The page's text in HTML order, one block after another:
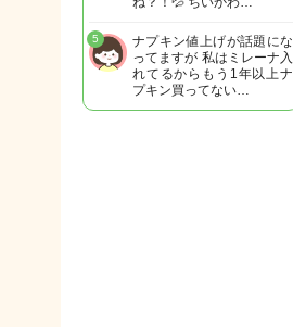
ナプキン値上げが話題にな
ってますが 私はミレーナ入
れてるからもう1年以上ナ
プキン買ってない…
5